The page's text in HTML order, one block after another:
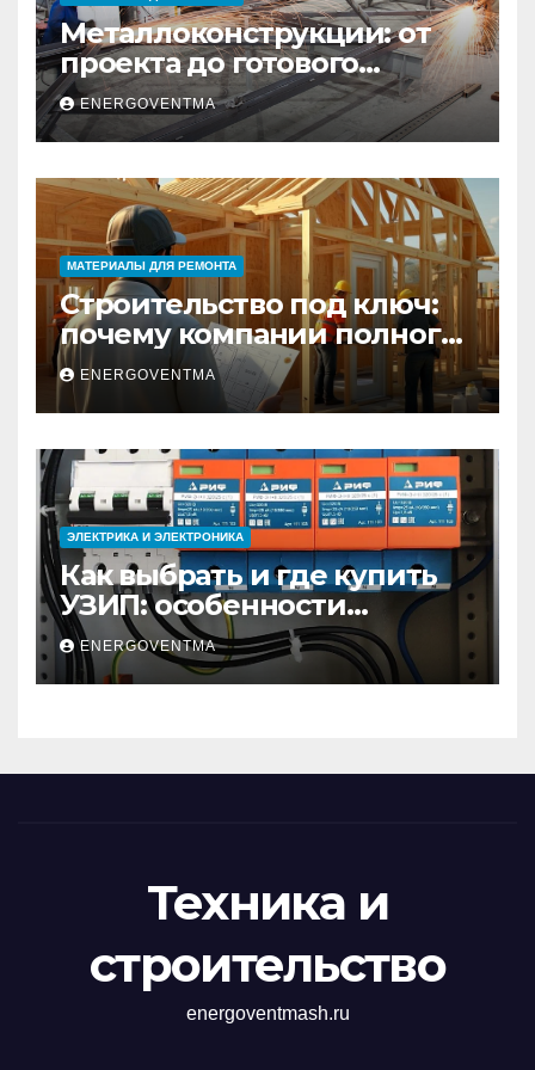
Металлоконструкции: от
проекта до готового
изделия – полный
практический гид
ENERGOVENTMA
МАТЕРИАЛЫ ДЛЯ РЕМОНТА
Строительство под ключ:
почему компании полного
цикла меняют рынок
недвижимости
ENERGOVENTMA
ЭЛЕКТРИКА И ЭЛЕКТРОНИКА
Как выбрать и где купить
УЗИП: особенности
устройств защиты от
импульсных
перенапряжений
ENERGOVENTMA
Техника и
строительство
energoventmash.ru